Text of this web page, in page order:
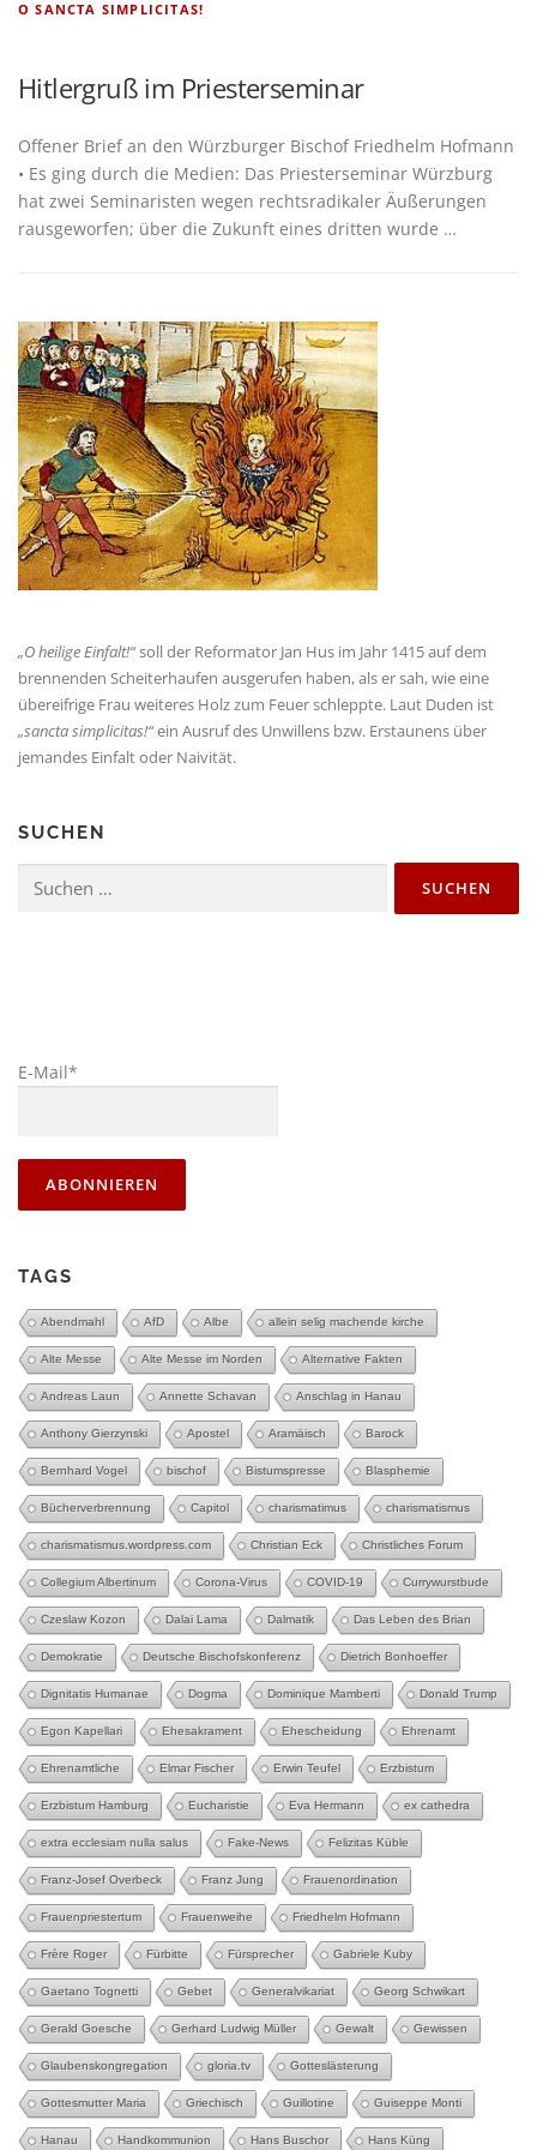
O SANCTA SIMPLICITAS!
Hitlergruß im Priesterseminar
Offe­ner Brief an den Würz­bur­ger Bischof Fried­helm Hof­mann
• Es ging durch die Medi­en: Das Pries­ter­se­mi­nar Würz­burg
hat zwei Semi­na­ris­ten wegen rechts­ra­di­ka­ler Äuße­run­gen
raus­ge­wor­fen; über die Zukunft eines drit­ten wurde …
„O hei­li­ge Ein­falt!“soll der Refor­ma­tor Jan Hus im Jahr 1415 auf dem
bren­nen­den Schei­ter­hau­fen aus­ge­ru­fen haben, als er sah, wie eine
über­eif­ri­ge Frau wei­te­res Holz zum Feu­er schlepp­te. Laut Duden ist
„sanc­ta sim­pli­ci­tas!“ein Aus­ruf des Unwil­lens bzw. Erstau­nens über
jeman­des Ein­falt oder Naivität.
SUCHEN
Suche
E-Mail*
TAGS
Abendmahl AfD Albe allein selig machende kirche
Alte Messe Alte Messe im Norden Alternative Fakten
Andreas Laun Annette Schavan Anschlag in Hanau
Anthony Gierzynski Apostel Aramäisch Barock
Bernhard Vogel bischof Bistumspresse Blasphemie
Bücherverbrennung Capitol charismatimus charismatismus
charismatismus.wordpress.com Christian Eck Christliches Forum
Collegium Albertinum Corona-Virus COVID-19 Currywurstbude
Czeslaw Kozon Dalai Lama Dalmatik Das Leben des Brian
Demokratie Deutsche Bischofskonferenz Dietrich Bonhoeffer
Dignitatis Humanae Dogma Dominique Mamberti Donald Trump
Egon Kapellari Ehesakrament Ehescheidung Ehrenamt
Ehrenamtliche Elmar Fischer Erwin Teufel Erzbistum
Erzbistum Hamburg Eucharistie Eva Hermann ex cathedra
extra ecclesiam nulla salus Fake-News Felizitas Küble
Franz-Josef Overbeck Franz Jung Frauenordination
Frauenpriestertum Frauenweihe Friedhelm Hofmann
Frère Roger Fürbitte Fürsprecher Gabriele Kuby
Gaetano Tognetti Gebet Generalvikariat Georg Schwikart
Gerald Goesche Gerhard Ludwig Müller Gewalt Gewissen
Glaubenskongregation gloria.tv Gotteslästerung
Gottesmutter Maria Griechisch Guillotine Guiseppe Monti
Hanau Handkommunion Hans Buschor Hans Küng